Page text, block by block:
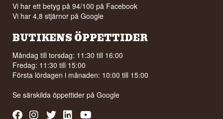
Vi har ett betyg på 94/100 på Facebook
Vi har 4,8 stjärnor på Google
BUTIKENS ÖPPETTIDER
Måndag till torsdag: 11:30 till 16:00
Fredag: 11:30 till 15:00
Första lördagen i månaden: 10:00 till 15:00
Se särskilda öppettider påGoogle